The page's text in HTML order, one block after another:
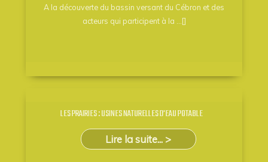
A la découverte du bassin versant du Cébron et des
acteurs qui participent à la ...[]
LES PRAIRIES : USINES NATURELLES D'EAU POTABLE
Lire la suite... >